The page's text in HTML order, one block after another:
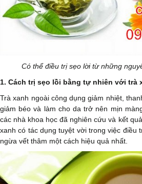
Có thể điều trị sẹo lời từ những
1. Cách trị sẹo lồi bằng tự nhiên với trà
Trà xanh ngoài công dụng giảm nhiệt,
giảm béo và làm cho da trở nên mịn
các nhà khoa học đã nghiên cứu và kết
xanh có tác dụng tuyệt vời trong việc điều
ngừa vết thâm một cách hiệu quả nhất.